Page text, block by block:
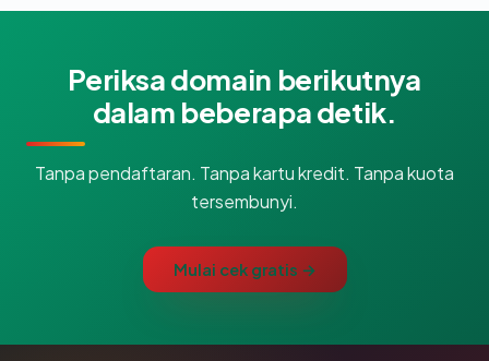
Periksa domain berikutnya
dalam beberapa detik.
Tanpa pendaftaran. Tanpa kartu kredit. Tanpa kuota
tersembunyi.
Mulai cek gratis →